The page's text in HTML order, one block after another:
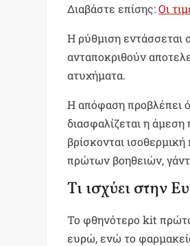
Διαβάστε επίσης:Οι
Η ρύθμιση εντάσσεται
ανταποκριθούν
ατυχήματα.
Η απόφαση προβλέπει
διασφαλίζεται η
βρίσκονται
πρώτων βοηθειών,
Τι ισχύει στην
Το φθηνότερο kit
ευρώ, ενώ το